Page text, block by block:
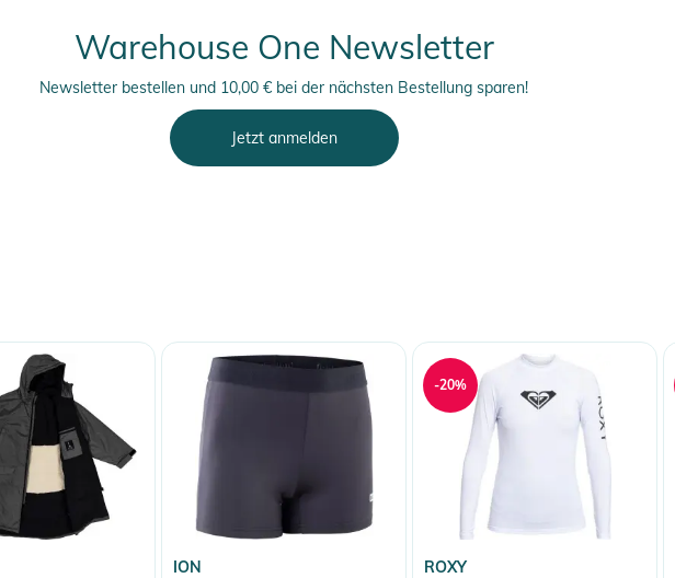
Warehouse One Newsletter
Newsletter bestellen und 10,00 € bei der nächsten Bestellung sparen!
Jetzt anmelden
ION ROXY
-20%